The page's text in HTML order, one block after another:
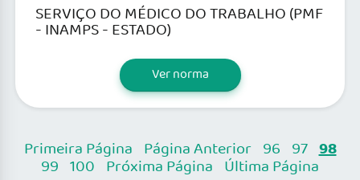
SERVIÇO DO MÉDICO DO TRABALHO (PMF
- INAMPS - ESTADO)
Ver norma
Primeira Página Página Anterior 96 97 98
99 100 Próxima Página Última Página